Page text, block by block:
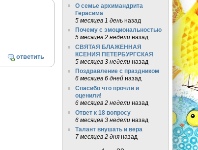
ответить
О семье архимандрита
Герасима
5 месяцев 1 деньназад
Почему с эмоциональностью
5 месяцев 2 неделиназад
СВЯТАЯ БЛАЖЕННАЯ
КСЕНИЯ ПЕТЕРБУРГСКАЯ
5 месяцев 3 неделиназад
Поздравление с праздником
6 месяцев 6 днейназад
Спасибо что прочли и
оценили!
6 месяцев 2 неделиназад
Ответ к 18 вопросу
6 месяцев 3 неделиназад
Талант внушать и вера
7 месяцев 2 дняназад